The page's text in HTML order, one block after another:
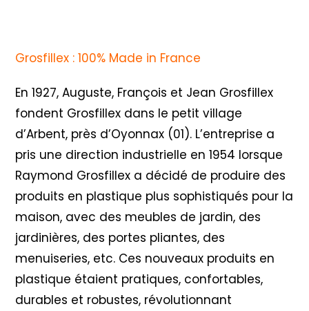
Grosfillex : 100% Made in France
En 1927, Auguste, François et Jean Grosfillex
fondent Grosfillex dans le petit village
d’Arbent, près d’Oyonnax (01). L’entreprise a
pris une direction industrielle en 1954 lorsque
Raymond Grosfillex a décidé de produire des
produits en plastique plus sophistiqués pour la
maison, avec des meubles de jardin, des
jardinières, des portes pliantes, des
menuiseries, etc. Ces nouveaux produits en
plastique étaient pratiques, confortables,
durables et robustes, révolutionnant